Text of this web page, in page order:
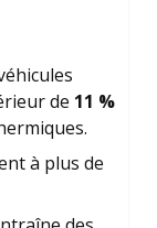
de 11 %
à plus de